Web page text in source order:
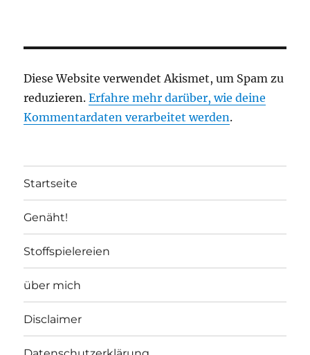
Diese Website verwendet Akismet, um Spam zu
reduzieren.Erfahre mehr darüber, wie deine
Kommentardaten verarbeitet werden.
Startseite
Genäht!
Stoffspielereien
über mich
Disclaimer